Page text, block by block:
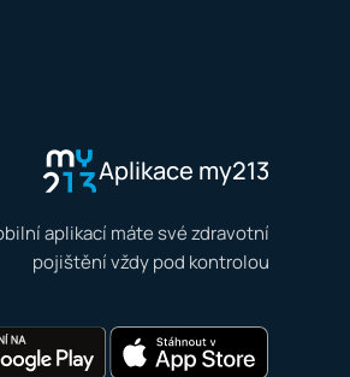
Aplikace my213
aplikací máte své zdravotní
pojištění vždy pod kontrolou